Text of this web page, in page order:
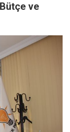
ve